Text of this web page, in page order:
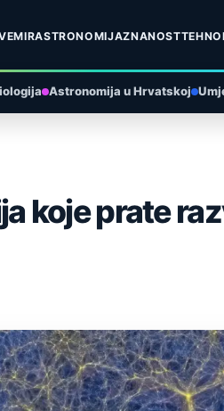
ASTRONOMIJAZNANOST
Astronomija u Hrvatskoj
koje prate